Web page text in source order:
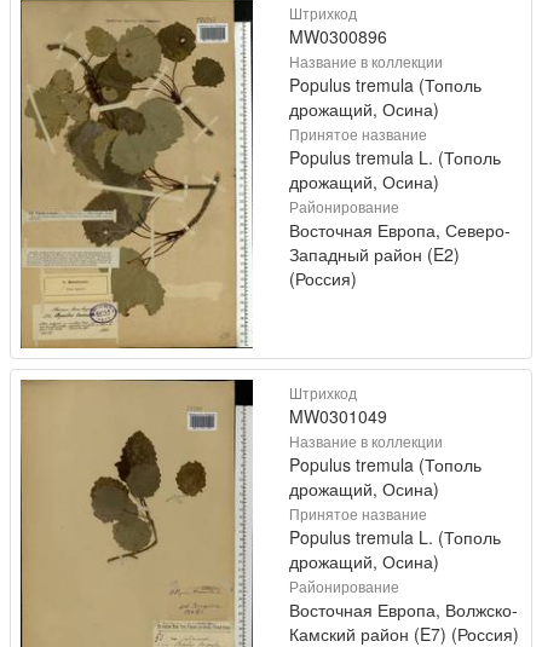
Штрихкод
MW0300896
Название в коллекции
Populus tremula (Тополь
дрожащий, Осина)
Принятое название
Populus tremula L. (Тополь
дрожащий, Осина)
Районирование
Восточная Европа, Северо-
Западный район (E2)
(Россия)
Штрихкод
MW0301049
Название в коллекции
Populus tremula (Тополь
дрожащий, Осина)
Принятое название
Populus tremula L. (Тополь
дрожащий, Осина)
Районирование
Восточная Европа, Волжско-
Камский район (E7) (Россия)